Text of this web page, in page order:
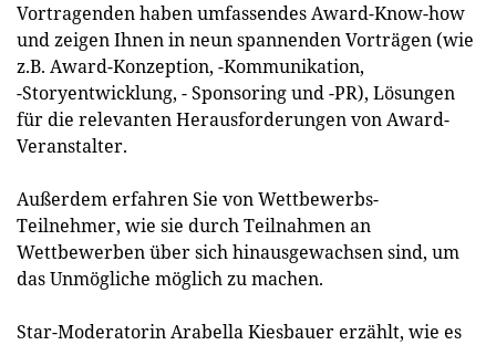
Vortragenden haben umfassendes Award-Know-how
und zeigen Ihnen in neun spannenden Vorträgen (wie
z.B. Award-Konzeption, -Kommunikation,
-Storyentwicklung, - Sponsoring und -PR), Lösungen
für die relevanten Herausforderungen von Award-
Veranstalter.
Außerdem erfahren Sie von Wettbewerbs-
Teilnehmer, wie sie durch Teilnahmen an
Wettbewerben über sich hinausgewachsen sind, um
das Unmögliche möglich zu machen.
Star-Moderatorin Arabella Kiesbauer erzählt, wie es